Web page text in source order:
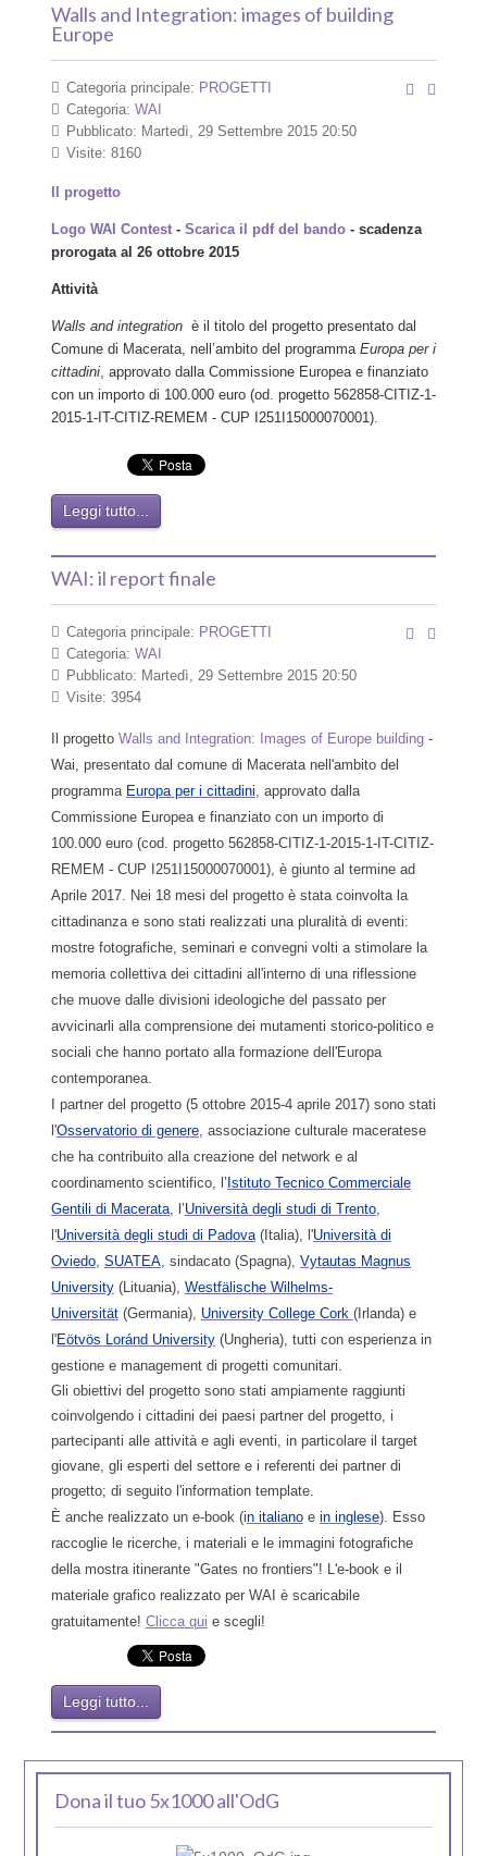
Walls and Integration: images of building
Europe
Categoria principale: PROGETTI
Categoria: WAI
Pubblicato: Martedì, 29 Settembre 2015 20:50
Visite: 8160
Il progetto
Logo WAI Contest- Scarica il pdf del bando- scadenza
prorogata al 26 ottobre 2015
Attività
Walls and integrationè il titolo del progetto presentato dal
Comune di Macerata, nell’ambito del programma Europa per i
cittadini, approvato dalla Commissione Europea e finanziato
con un importo di 100.000 euro (od. progetto 562858-CITIZ-1-
2015-1-IT-CITIZ-REMEM - CUP I251I15000070001).
Leggi tutto...
WAI: il report finale
Categoria principale: PROGETTI
Categoria: WAI
Pubblicato: Martedì, 29 Settembre 2015 20:50
Visite: 3954
Il progetto Walls and Integration: Images of Europe building-
Wai, presentato dal comune di Macerata nell'ambito del
programma Europa per i cittadini, approvato dalla
Commissione Europea e finanziato con un importo di
100.000 euro (cod. progetto 562858-CITIZ-1-2015-1-IT-CITIZ-
REMEM - CUP I251I15000070001), è giunto al termine ad
Aprile 2017. Nei 18 mesi del progetto è stata coinvolta la
cittadinanza e sono stati realizzati una pluralità di eventi:
mostre fotografiche, seminari e convegni volti a stimolare la
memoria collettiva dei cittadini all'interno di una riflessione
che muove dalle divisioni ideologiche del passato per
avvicinarli alla comprensione dei mutamenti storico-politico e
sociali che hanno portato alla formazione dell'Europa
contemporanea.
I partner del progetto (5 ottobre 2015-4 aprile 2017) sono stati
l'Osservatorio di genere, associazione culturale maceratese
che ha contribuito alla creazione del network e al
coordinamento scientifico, l’ Istituto Tecnico Commerciale
Gentili di Macerata, l’Università degli studi di Trento,
l'Università degli studi di Padova(Italia), l'Università di
Oviedo, SUATEA, sindacato (Spagna), Vytautas Magnus
University(Lituania), Westfälische Wilhelms-
Universität(Germania), University College Cork (Irlanda) e
l'Eötvös Loránd University(Ungheria), tutti con esperienza in
gestione e management di progetti comunitari.
Gli obiettivi del progetto sono stati ampiamente raggiunti
coinvolgendo i cittadini dei paesi partner del progetto, i
partecipanti alle attività e agli eventi, in particolare il target
giovane, gli esperti del settore e i referenti dei partner di
progetto; di seguito l'information template.
È anche realizzato un e-book (in italianoe in inglese). Esso
raccoglie le ricerche, i materiali e le immagini fotografiche
della mostra itinerante "Gates no frontiers"! L'e-book e il
materiale grafico realizzato per WAI è scaricabile
gratuitamente! Cliccaqui e scegli!
Leggi tutto...
Dona il tuo 5x1000 all'OdG